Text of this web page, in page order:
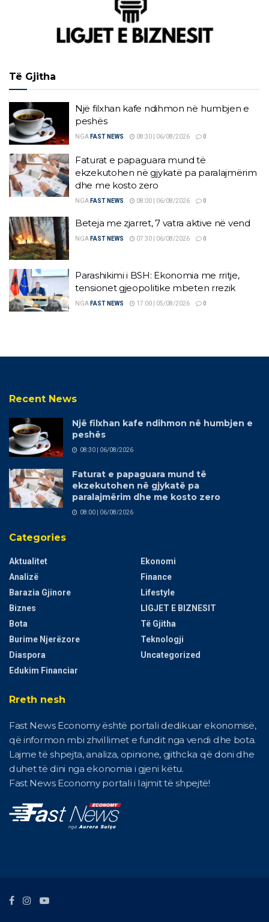
Të Gjitha
Një filxhan kafe ndihmon në humbjen e
peshës
NGA FAST NEWS 08:30 | 06/08/2026 0
Faturat e papaguara mund të
ekzekutohen në gjykatë pa paralajmërim
dhe me kosto zero
NGA FAST NEWS 08:00 | 06/08/2026 0
Beteja me zjarret, 7 vatra aktive në vend
NGA FAST NEWS 07:30 | 06/08/2026 0
Parashikimi i BSH: Ekonomia me rritje,
tensionet gjeopolitike mbeten rrezik
NGA FAST NEWS 17:00 | 05/08/2026 0
Recent News
Një filxhan kafe ndihmon në humbjen e
peshës
08:30 | 06/08/2026
Faturat e papaguara mund të
ekzekutohen në gjykatë pa
paralajmërim dhe me kosto zero
08:00 | 06/08/2026
Categories
Aktualitet
Analizë
Barazia Gjinore
Biznes
Bota
Burime Njerëzore
Diaspora
Edukim Financiar
Ekonomi
Finance
Lifestyle
LIGJET E BIZNESIT
Të Gjitha
Teknologji
Uncategorized
Rreth nesh
Fast News Economy është portali dedikuar ekonomisë,
që informon mbi zhvillimet e fundit nga vendi dhe bota.
Lajme të shpejta, analiza, opinione, gjithcka që doni dhe
duhet të dini nga ekonomia i gjeni këtu.
Fast News Economy portali i lajmit të shpejtë!